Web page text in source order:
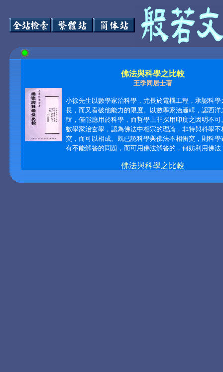
佛法與科學之比較
王季同居士著
小徐先生以數學家治科學，尤長於電機工程，承認科學
長，而又看破他能力的限度。以數學家治邏輯，認西洋
輯，僅能應用於科學，而哲學上非採用印度之因明不可
數學家治玄學，認為佛法中相宗的理論，非特與科學不
突，而可以相成。既已認科學與佛法不相衝突，則科學
有不能解答的問題，而可用佛法解答的，何妨利用佛法
佛法與科學之比較